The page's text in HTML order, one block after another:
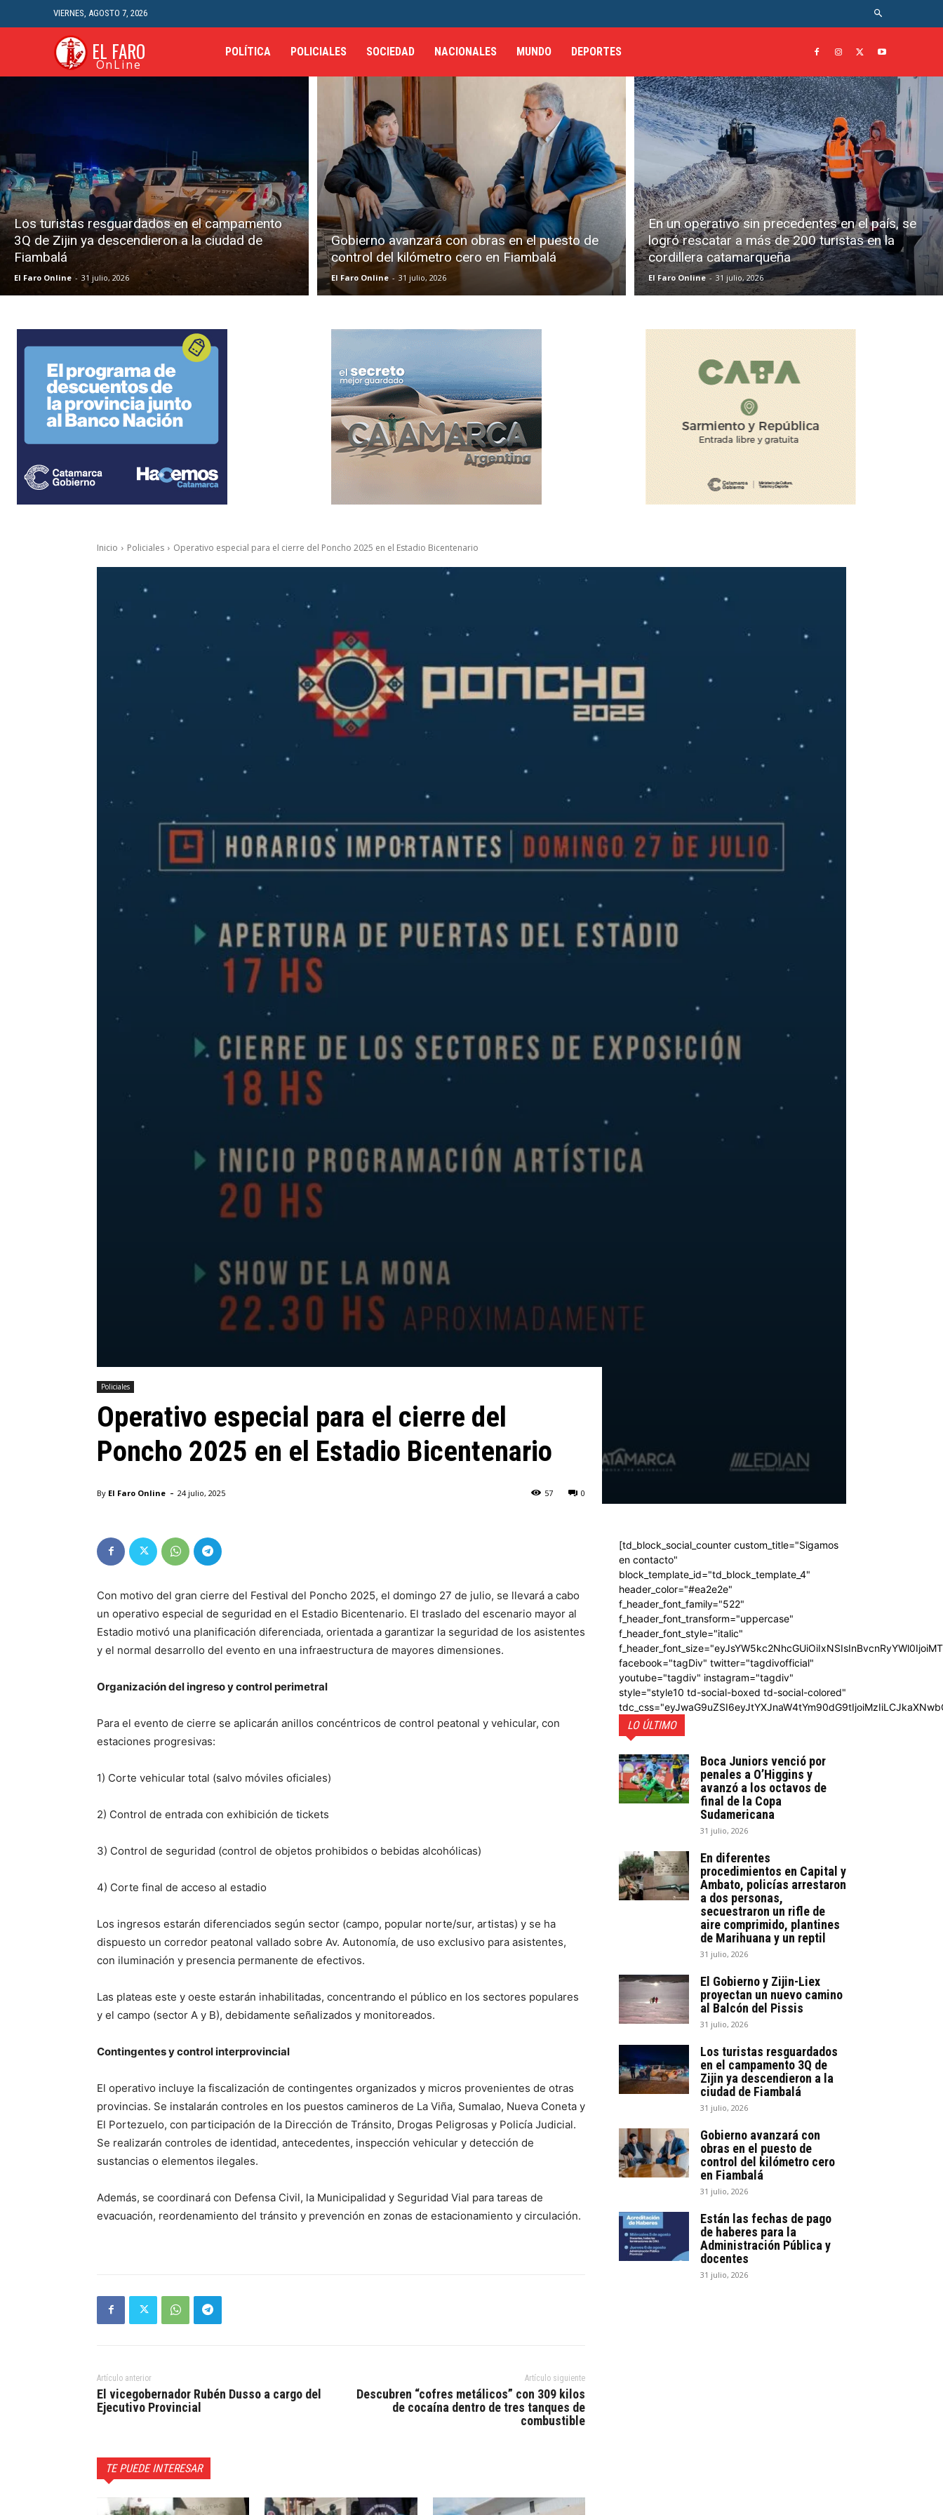
VIERNES, AGOSTO 7, 2026
EL FARO
OnLine
POLÍTICA POLICIALES SOCIEDAD NACIONALES MUNDO DEPORTES
Los turistas resguardados en el campamento
3Q de Zijin ya descendieron a la ciudad de
Fiambalá
El Faro Online - 31 julio, 2026
Gobierno avanzará con obras en el puesto de
control del kilómetro cero en Fiambalá
El Faro Online - 31 julio, 2026
En un operativo sin precedentes en el país, se
logró rescatar a más de 200 turistas en la
cordillera catamarqueña
El Faro Online - 31 julio, 2026
Inicio Policiales Operativo especial para el cierre del Poncho 2025 en el Estadio Bicentenario
Policiales
Operativo especial para el cierre del
Poncho 2025 en el Estadio Bicentenario
By El Faro Online - 24 julio, 2025 0
57
Con motivo del gran cierre del Festival del Poncho 2025, el domingo 27 de julio, se llevará a cabo
un operativo especial de seguridad en el Estadio Bicentenario. El traslado del escenario mayor al
Estadio motivó una planificación diferenciada, orientada a garantizar la seguridad de los asistentes
y el normal desarrollo del evento en una infraestructura de mayores dimensiones.
Organización del ingreso y control perimetral
Para el evento de cierre se aplicarán anillos concéntricos de control peatonal y vehicular, con
estaciones progresivas:
1) Corte vehicular total (salvo móviles oficiales)
2) Control de entrada con exhibición de tickets
3) Control de seguridad (control de objetos prohibidos o bebidas alcohólicas)
4) Corte final de acceso al estadio
Los ingresos estarán diferenciados según sector (campo, popular norte/sur, artistas) y se ha
dispuesto un corredor peatonal vallado sobre Av. Autonomía, de uso exclusivo para asistentes,
con iluminación y presencia permanente de efectivos.
Las plateas este y oeste estarán inhabilitadas, concentrando el público en los sectores populares
y el campo (sector A y B), debidamente señalizados y monitoreados.
Contingentes y control interprovincial
El operativo incluye la fiscalización de contingentes organizados y micros provenientes de otras
provincias. Se instalarán controles en los puestos camineros de La Viña, Sumalao, Nueva Coneta y
El Portezuelo, con participación de la Dirección de Tránsito, Drogas Peligrosas y Policía Judicial.
Se realizarán controles de identidad, antecedentes, inspección vehicular y detección de
sustancias o elementos ilegales.
Además, se coordinará con Defensa Civil, la Municipalidad y Seguridad Vial para tareas de
evacuación, reordenamiento del tránsito y prevención en zonas de estacionamiento y circulación.
Artículo anterior
El vicegobernador Rubén Dusso a cargo del
Ejecutivo Provincial
Artículo siguiente
Descubren “cofres metálicos” con 309 kilos
de cocaína dentro de tres tanques de
combustible
TE PUEDE INTERESAR
[td_block_social_counter custom_title="Sigamos
en contacto"
block_template_id="td_block_template_4"
header_color="#ea2e2e"
f_header_font_family="522"
f_header_font_transform="uppercase"
f_header_font_style="italic"
facebook="tagDiv" twitter="tagdivofficial"
youtube="tagdiv" instagram="tagdiv"
style="style10 td-social-boxed td-social-colored"
LO ÚLTIMO
Boca Juniors venció por
penales a O’Higgins y
avanzó a los octavos de
final de la Copa
Sudamericana
31 julio, 2026
En diferentes
procedimientos en Capital y
Ambato, policías arrestaron
a dos personas,
secuestraron un rifle de
aire comprimido, plantines
de Marihuana y un reptil
31 julio, 2026
El Gobierno y Zijin-Liex
proyectan un nuevo camino
al Balcón del Pissis
31 julio, 2026
Los turistas resguardados
en el campamento 3Q de
Zijin ya descendieron a la
ciudad de Fiambalá
31 julio, 2026
Gobierno avanzará con
obras en el puesto de
control del kilómetro cero
en Fiambalá
31 julio, 2026
Están las fechas de pago
de haberes para la
Administración Pública y
docentes
31 julio, 2026